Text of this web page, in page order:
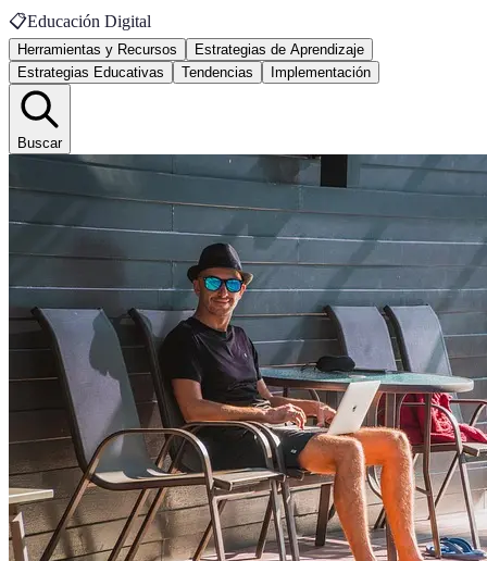
📋Educación Digital
Herramientas y Recursos
Estrategias de Aprendizaje
Estrategias Educativas
Tendencias Implementación
Buscar